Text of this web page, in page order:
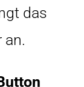
das
an.